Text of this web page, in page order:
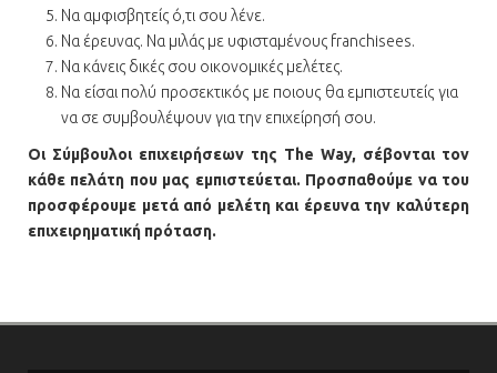
Να αμφισβητείς ό,τι σου λένε.
Να έρευνας. Να μιλάς με υφισταμένους franchisees.
Να κάνεις δικές σου οικονομικές μελέτες.
Να είσαι πολύ προσεκτικός με ποιους θα εμπιστευτείς για
να σε συμβουλέψουν για την επιχείρησή σου.
Οι Σύμβουλοι επιχειρήσεων της The Way, σέβονται τον
κάθε πελάτη που μας εμπιστεύεται. Προσπαθούμε να του
προσφέρουμε μετά από μελέτη και έρευνα την καλύτερη
επιχειρηματική πρόταση.